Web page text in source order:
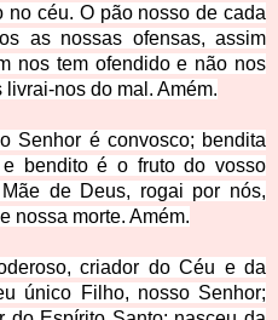
no céu. O pão nosso de cada
as nossas ofensas, assim
nos tem ofendido e não nos
nos do mal. Amém.
Senhor é convosco; bendita
bendito é o fruto do vosso
de Deus, rogai por nós,
nossa morte. Amém.
criador do Céu e da
único Filho, nosso Senhor;